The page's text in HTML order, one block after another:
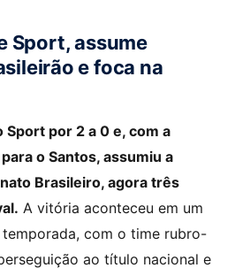
Sport, assume
e foca na
o Santos, assumiu a
Brasileiro, agora três
A vitória aconteceu em um
com o time rubro-
ao título nacional e